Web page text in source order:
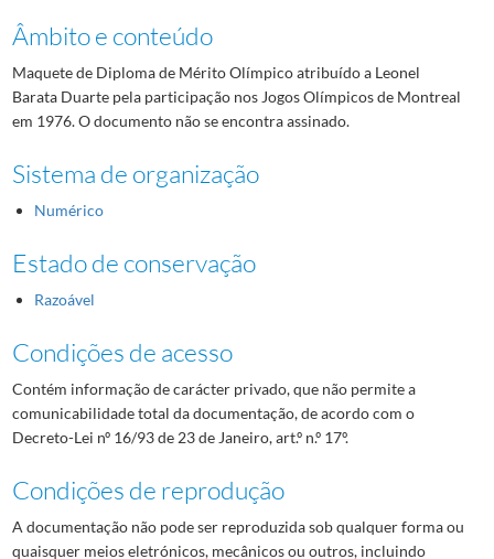
Âmbito e conteúdo
Maquete de Diploma de Mérito Olímpico atribuído a Leonel
Barata Duarte pela participação nos Jogos Olímpicos de Montreal
em 1976. O documento não se encontra assinado.
Sistema de organização
Numérico
Estado de conservação
Razoável
Condições de acesso
Contém informação de carácter privado, que não permite a
comunicabilidade total da documentação, de acordo com o
Decreto-Lei nº 16/93 de 23 de Janeiro, art.º n.º 17º.
Condições de reprodução
A documentação não pode ser reproduzida sob qualquer forma ou
quaisquer meios eletrónicos, mecânicos ou outros, incluindo